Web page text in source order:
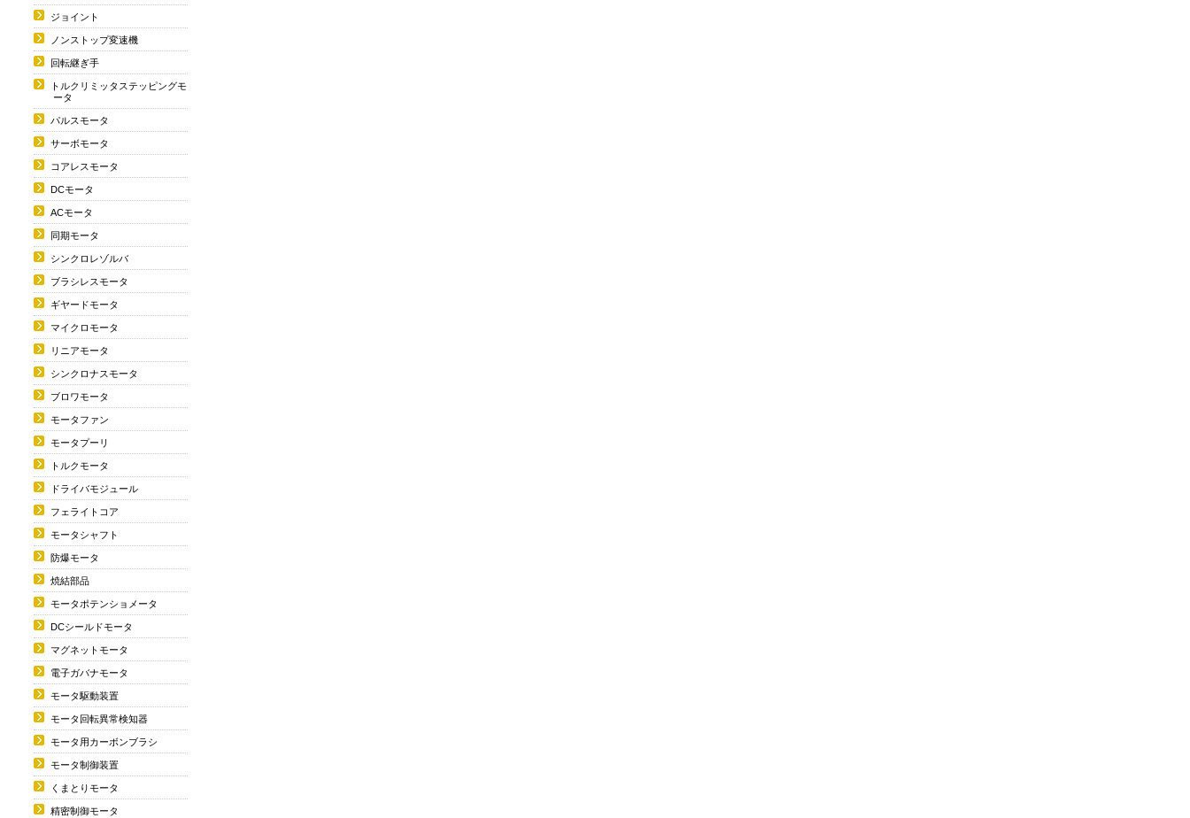
ジョイント
ノンストップ変速機
回転継ぎ手
トルクリミッタステッピングモ
ータ
パルスモータ
サーボモータ
コアレスモータ
DCモータ
ACモータ
同期モータ
シンクロレゾルバ
ブラシレスモータ
ギヤードモータ
マイクロモータ
リニアモータ
シンクロナスモータ
ブロワモータ
モータファン
モータプーリ
トルクモータ
ドライバモジュール
フェライトコア
モータシャフト
防爆モータ
焼結部品
モータポテンショメータ
DCシールドモータ
マグネットモータ
電子ガバナモータ
モータ駆動装置
モータ回転異常検知器
モータ用カーボンブラシ
モータ制御装置
くまとりモータ
精密制御モータ